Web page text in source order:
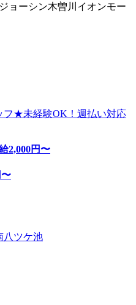
ョーシン木曽川イオンモー
フ★未経験OK！週払い対応
2,000円〜
〜
八ツケ池